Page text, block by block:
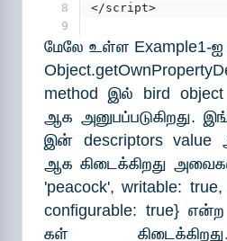
8
</script>
9
மேலே உள்ள Example1-ஐ
method இல் bird
ஆக அனுபப்படுகிறது.
இன் descriptors value
ஆக கிடைக்கிறது
'peacock', writable:
configurable: true}
கள்